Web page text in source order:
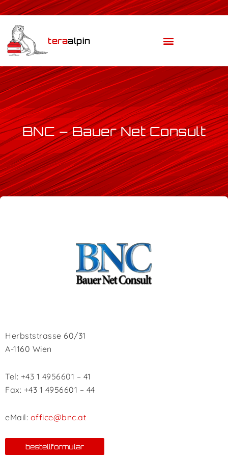
Zum
springen
teraalpin
BNC – Bauer Net Consult
Herbststrasse 60/31
A-1160 Wien
Tel: +43 1 4956601 – 41
Fax: +43 1 4956601 – 44
eMail: office@bnc.at
bestellformular